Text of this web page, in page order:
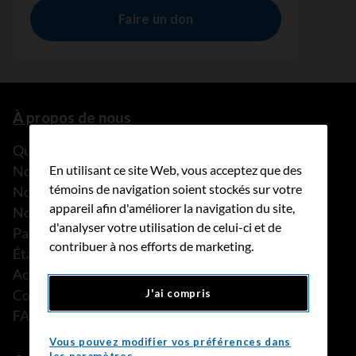
À propos de nous
Que faisons-nous?
Notre histoire
Nos histoires
Notre équipe
Partenariats
États financiers
Actualités
Communiqués de presse
FAQ
En utilisant ce site Web, vous acceptez que des
témoins de navigation soient stockés sur votre
appareil afin d'améliorer la navigation du site,
d'analyser votre utilisation de celui-ci et de
contribuer à nos efforts de marketing.
J'ai compris
Vous pouvez modifier vos préférences dans